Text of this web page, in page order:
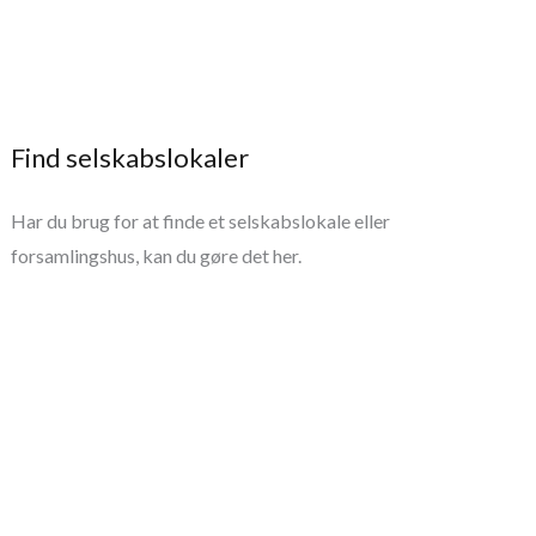
Find selskabslokaler
Har du brug for at finde et selskabslokale eller
forsamlingshus, kan du gøre det her.